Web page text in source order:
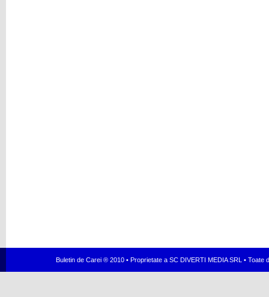
Buletin de Carei ® 2010 • Proprietate a SC DIVERTI MEDIA SRL •